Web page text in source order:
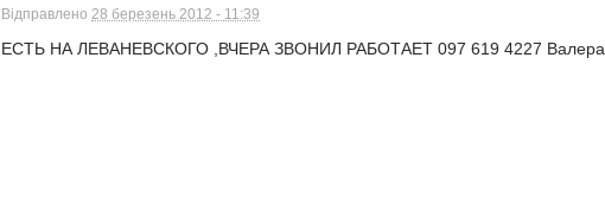
Відправлено28 березень 2012 - 11:39
ЕСТЬ НА ЛЕВАНЕВСКОГО ,ВЧЕРА ЗВОНИЛ РАБОТАЕТ 097 619 4227 Валера